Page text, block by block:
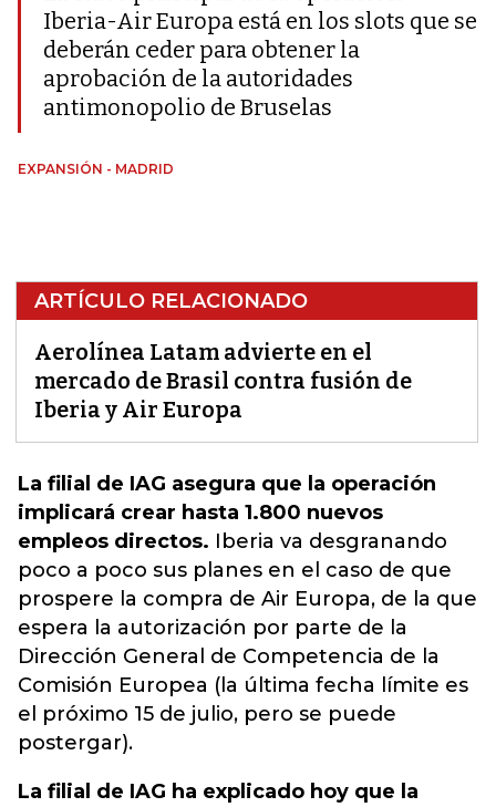
Iberia-Air Europa está en los slots que se
deberán ceder para obtener la
aprobación de la autoridades
antimonopolio de Bruselas
EXPANSIÓN - MADRID
ARTÍCULO RELACIONADO
Aerolínea Latam advierte en el
mercado de Brasil contra fusión de
Iberia y Air Europa
La filial de IAG asegura que la operación
implicará crear hasta 1.800 nuevos
empleos directos. Iberia va desgranando
poco a poco sus planes en el caso de que
prospere la compra de Air Europa, de la que
espera la autorización por parte de la
Dirección General de Competencia de la
Comisión Europea (la última fecha límite es
el próximo 15 de julio, pero se puede
postergar).
La filial de IAG ha explicado hoy que la